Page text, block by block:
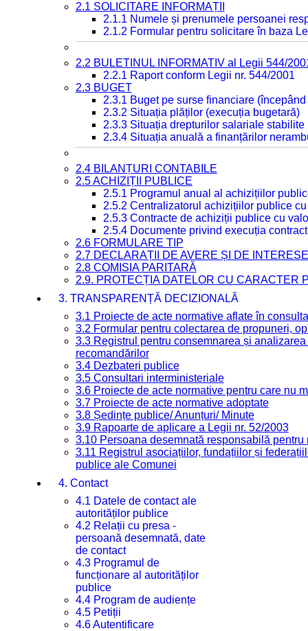
2.1 SOLICITARE INFORMAȚII
2.1.1 Numele și prenumele persoanei
2.1.2 Formular pentru solicitare în baza
2.2 BULETINUL INFORMATIV al Legii 544/
2.2.1 Raport conform Legii nr. 544/2001
2.3 BUGET
2.3.1 Buget pe surse financiare
2.3.2 Situația plăților (execuția bugetară)
2.3.3 Situația drepturilor salariale
2.3.4 Situația anuală a finanțărilor
2.4 BILANȚURI CONTABILE
2.5 ACHIZIȚII PUBLICE
2.5.1 Programul anual al achizițiilor
2.5.2 Centralizatorul achizițiilor publice
2.5.3 Contracte de achiziții publice cu
2.5.4 Documente privind execuția
2.6 FORMULARE TIP
2.7 DECLARAȚII DE AVERE ȘI DE INTERESE
2.8 COMISIA PARITARĂ
2.9. PROTECȚIA DATELOR CU CARACTER
3. TRANSPARENȚĂ DECIZIONALĂ
3.1 Proiecte de acte normative aflate în
3.2 Formular pentru colectarea de propuneri,
3.3 Registrul pentru consemnarea și
recomandărilor
3.4 Dezbateri publice
3.5 Consultari interministeriale
3.6 Proiecte de acte normative pentru care nu
3.7 Proiecte de acte normative adoptate
3.8 Ședințe publice/ Anunțuri/ Minute
3.9 Rapoarte de aplicare a Legii nr. 52/2003
3.10 Persoana desemnată responsabilă
3.11 Registrul asociațiilor, fundațiilor și
publice ale Comunei
4. Contact
4.1 Datele de contact ale
autorităților publice
4.2 Relații cu presa -
persoană desemnată, date
de contact
4.3 Programul de
funcționare al autorităților
publice
4.4 Program de audiențe
4.5 Petiții
4.6 Autentificare